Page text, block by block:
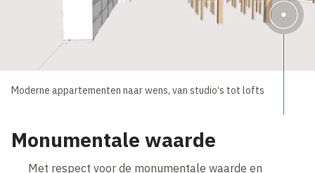
Moderne appartementen naar wens, van studio‘s tot lofts
Monumentale waarde
Met respect voor de monumentale waarde en